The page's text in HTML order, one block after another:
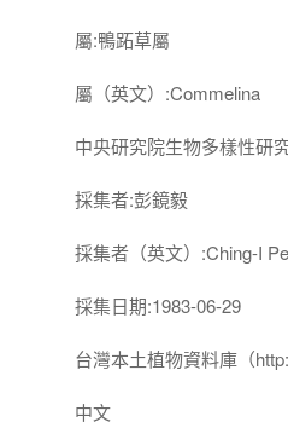
屬:鴨跖草屬
屬（英文）:Commelina
中央研究院生物多樣性研
採集者:彭鏡毅
採集者（英文）:Ching-I
採集日期:1983-06-29
台灣本土植物資料庫（
中文